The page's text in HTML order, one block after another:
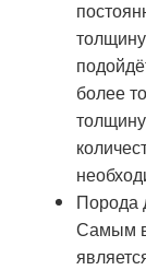
более
Порода
Самым